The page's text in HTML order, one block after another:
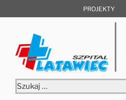
do
PROJEKTY
Szukaj: